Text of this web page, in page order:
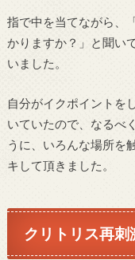
指で中を当てながら、
かりますか？」と聞い
いました。
自分がイクポイントを
いていたので、なるべ
うに、いろんな場所を
キして頂きました。
クリトリス再刺